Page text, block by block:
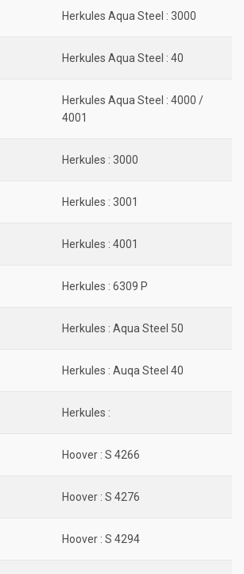
Herkules Aqua Steel : 3000
Herkules Aqua Steel : 40
Herkules Aqua Steel : 4000 /
4001
Herkules : 3000
Herkules : 3001
Herkules : 4001
Herkules : 6309 P
Herkules : Aqua Steel 50
Herkules : Auqa Steel 40
Herkules :
Hoover : S 4266
Hoover : S 4276
Hoover : S 4294